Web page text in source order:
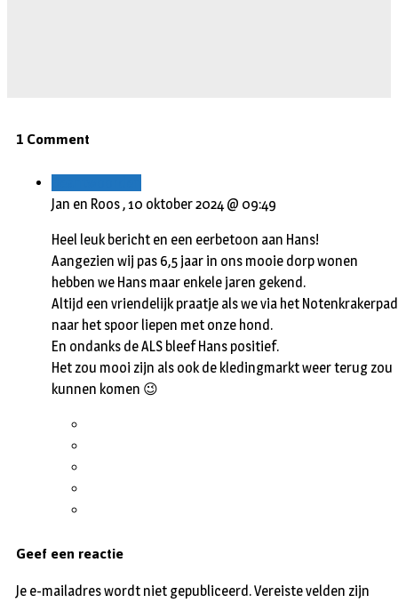
1 Comment
Jan en Roos ,10 oktober 2024 @ 09:49
Heel leuk bericht en een eerbetoon aan Hans!
Aangezien wij pas 6,5 jaar in ons mooie dorp wonen
hebben we Hans maar enkele jaren gekend.
Altijd een vriendelijk praatje als we via het Notenkrakerpad
naar het spoor liepen met onze hond.
En ondanks de ALS bleef Hans positief.
Het zou mooi zijn als ook de kledingmarkt weer terug zou
kunnen komen 😉
Geef een reactie
Je e-mailadres wordt niet gepubliceerd.Vereiste velden zijn